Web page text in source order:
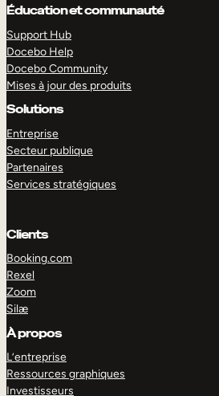
Éducation et communauté
Support Hub
Docebo Help
Docebo Community
Mises à jour des produits
Solutions
Entreprise
Secteur publique
Partenaires
Services stratégiques
Clients
Booking.com
Rexel
Zoom
Silæ
À propos
L’entreprise
Ressources graphiques
Investisseurs